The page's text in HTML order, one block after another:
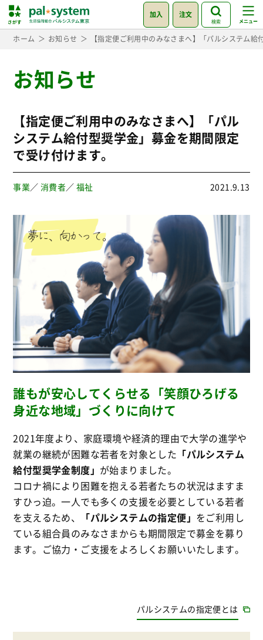
加入 注文
検索
ホーム お知らせ 【指定便ご利用中のみなさまへ】「パルシステム
お知らせ
【指定便ご利用中のみなさまへ】「パル
システム給付型奨学金」募金を期間限定
で受け付けます。
事業／ 消費者／福祉 2021.9.13
誰もが安心してくらせる「笑顔ひろげる
身近な地域」づくりに向けて
2021年度より、家庭環境や経済的理由で大学の進学や
就業の継続が困難な若者を対象とした 「パルシステム
給付型奨学金制度」 が始まりました。
コロナ禍により困難を抱える若者たちの状況はますま
すひっ迫。一人でも多くの支援を必要としている若者
を支えるため、
「パルシステムの指定便」 をご利用し
ている組合員のみなさまからも期間限定で募金を募り
ます。ご協力・ご支援をよろしくお願いいたします。
パルシステムの指定便とは